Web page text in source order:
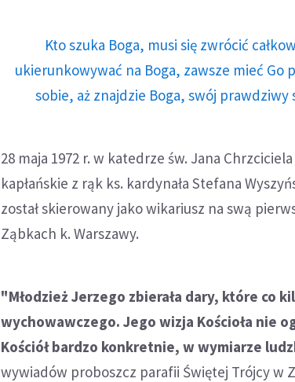
Kto szuka Boga, musi się zwrócić
ukierunkowywać na Boga, zawsze mieć
sobie, aż znajdzie Boga, swój prawdziwy
28 maja 1972 r. w katedrze św. Jana
kapłańskie z rąk ks. kardynała Stefana
został skierowany jako wikariusz na swą
Ząbkach k. Warszawy.
"Młodzież Jerzego zbierała dary, które co
wychowawczego. Jego wizja Kościoła nie
Kościół bardzo konkretnie, w wymiarze
wywiadów proboszcz parafii Świętej Trójcy w